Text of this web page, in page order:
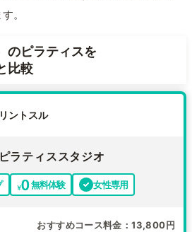
。
のピラティスを
比較
リントスル
ラティススタジオ
無料体験 女性専用
おすすめコース料金 13,800円